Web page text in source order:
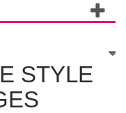
STYLE